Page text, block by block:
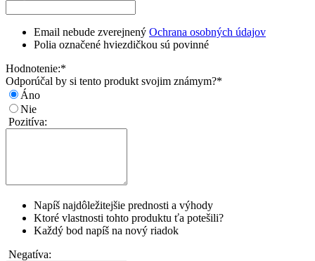
Email nebude zverejnený Ochrana osobných údajov
Polia označené hviezdičkou sú povinné
Hodnotenie:*
Odporúčal by si tento produkt svojim známym?*
Áno
Nie
Pozitíva:
Napíš najdôležitejšie prednosti a výhody
Ktoré vlastnosti tohto produktu ťa potešili?
Každý bod napíš na nový riadok
Negatíva: